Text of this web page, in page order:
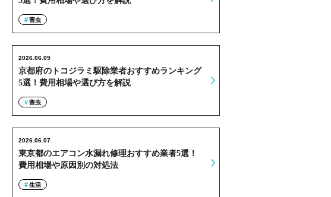
害虫
京都府のトコジラミ駆除業者おすすめランキング
5選！費用相場や選び方を解説
2026.06.09
害虫
東京都のエアコン水漏れ修理おすすめ業者5選！
費用相場や原因別の対処法
2026.06.07
生活